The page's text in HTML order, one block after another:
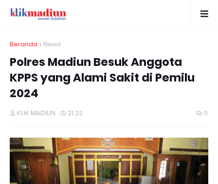
Beranda News
Polres Madiun Besuk Anggota
KPPS yang Alami Sakit di Pemilu
2024
KLIK MADIUN 21.22 0